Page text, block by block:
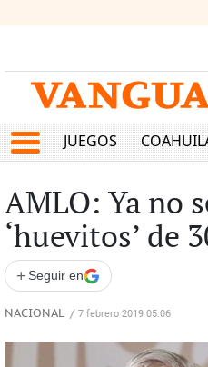
JUEGOS
AMLO: Ya no
‘huevitos’ de
+ Seguir en
NACIONAL / 7 febrero 2019 05:06